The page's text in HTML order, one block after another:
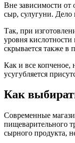
Вне зависимости от
сыр, сулугуни. Дело
Так, при
уровня
скрывается также в
Как и все копченое,
усугубляется
Как
Современные
пищеварительного
сырного продукта,